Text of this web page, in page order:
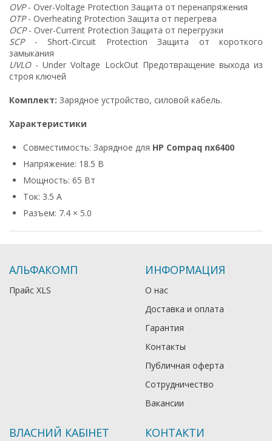
OVP- Over-Voltage Protection Защита от перенапряжения
OTP- Overheating Protection Защита от перегрева
OCP- Over-Current Protection Защита от перегрузки
SCP- Short-Circuit Protection Защита от короткого
замыкания
UVLO- Under Voltage LockOut Предотвращение выхода из
строя ключей
Комплект: Зарядное устройство, силовой кабель.
Характеристики
Совместимость: Зарядное для HP Compaq nx6400
Напряжение: 18.5 В
Мощность: 65 Вт
Ток: 3.5 А
Разъем: 7.4 × 5.0
АЛЬФАКОМП
Прайс XLS
ИНФОРМАЦИЯ
О нас
Доставка и оплата
Гарантия
Контакты
Публичная оферта
Сотрудничество
Вакансии
ВЛАСНИЙ КАБІНЕТ КОНТАКТИ